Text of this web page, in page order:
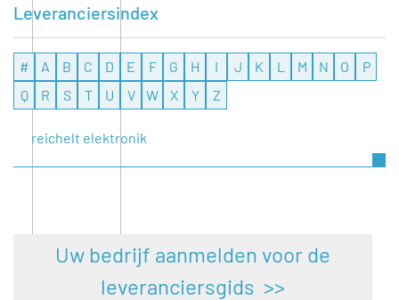
Leveranciersindex
# A B C D E F G H I J K L M N O
P
Q
R S T U V W X Y Z
reichelt elektronik
Uw bedrijf aanmelden voor de
leveranciersgids >>